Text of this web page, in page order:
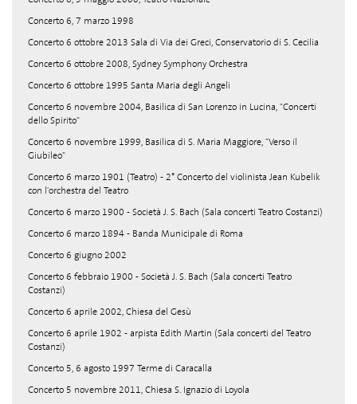
Concerto 6, 7 marzo 1998
Concerto 6 ottobre 2013 Sala di Via dei Greci, Conservatorio di S. Cecilia
Concerto 6 ottobre 2008, Sydney Symphony Orchestra
Concerto 6 ottobre 1995 Santa Maria degli Angeli
Concerto 6 novembre 2004, Basilica di San Lorenzo in Lucina, "Concerti
dello Spirito"
Concerto 6 novembre 1999, Basilica di S. Maria Maggiore, "Verso il
Giubileo"
Concerto 6 marzo 1901 (Teatro) - 2° Concerto del violinista Jean Kubelik
con l'orchestra del Teatro
Concerto 6 marzo 1900 - Società J. S. Bach (Sala concerti Teatro Costanzi)
Concerto 6 marzo 1894 - Banda Municipale di Roma
Concerto 6 giugno 2002
Concerto 6 febbraio 1900 - Società J. S. Bach (Sala concerti Teatro
Costanzi)
Concerto 6 aprile 2002, Chiesa del Gesù
Concerto 6 aprile 1902 - arpista Edith Martin (Sala concerti del Teatro
Costanzi)
Concerto 5, 6 agosto 1997 Terme di Caracalla
Concerto 5 novembre 2011, Chiesa S. Ignazio di Loyola